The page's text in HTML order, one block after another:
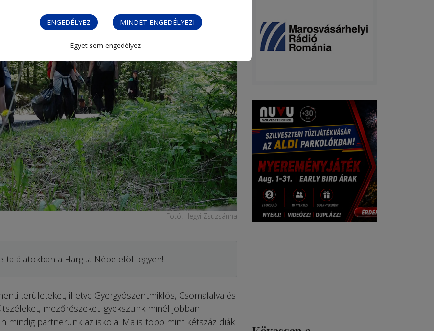
ENGEDÉLYEZ MINDET ENGEDÉLYEZI
Egyet sem engedélyez
Fotó: Hegyi Zsuzsánna
találatokban a Hargita Népe elöl legyen!
területeket, illetve Gyergyószentmiklós, Csomafalva és
mezőrészeket igyekszünk minél jobban
mindig partnerünk az iskola. Ma is több mint kétszáz diák